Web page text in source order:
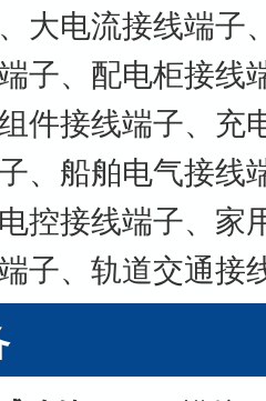
大电流接线端子
子、配电柜接线
件接线端子、充
、船舶电气接线
控接线端子、家
子、轨道交通接